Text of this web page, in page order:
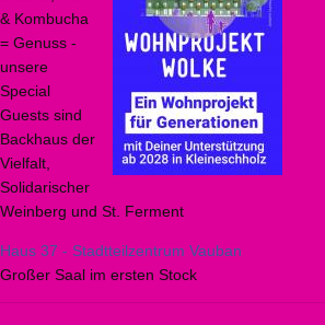
& Kombucha
= Genuss -
unsere
Special
Guests sind
Backhaus der
Vielfalt,
Solidarischer
Weinberg und St. Ferment
Haus 37 - Stadtteilzentrum Vauban
Großer Saal im ersten Stock